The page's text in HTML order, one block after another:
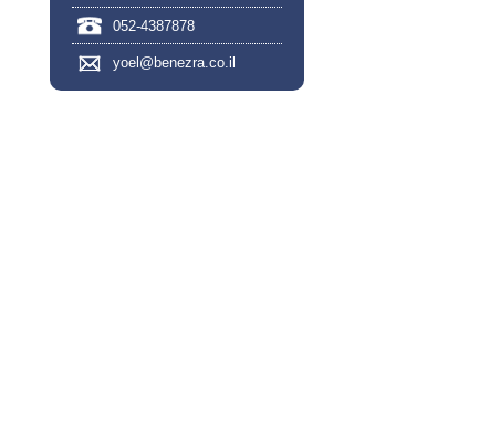
052-4387878
yoel@benezra.co.il